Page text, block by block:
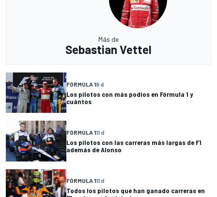
Más de
Sebastian Vettel
FÓRMULA 18 d
Los pilotos con más podios en Fórmula 1 y
cuántos
FÓRMULA 111 d
Los pilotos con las carreras más largas de F1
además de Alonso
FÓRMULA 111 d
Todos los pilotos que han ganado carreras en